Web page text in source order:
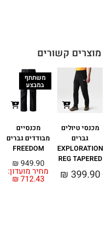
מוצרים קשורים
מכנסי טיולים
גברים
EXPLORATION
REG TAPERED
₪ 399.90
משתתף
במבצע
מכנסיים
מבודדים גברים
FREEDOM
מחיר מועדון:
₪ 712.43
₪ 949.90